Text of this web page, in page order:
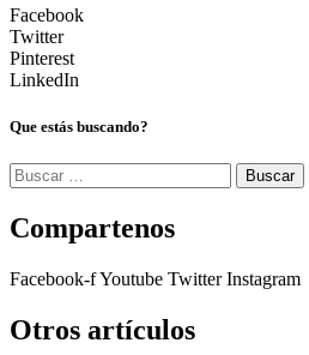
Facebook
Twitter
Pinterest
LinkedIn
Que estás buscando?
Buscar:
Compartenos
Facebook-fYoutube Twitter Instagram
Otros artículos